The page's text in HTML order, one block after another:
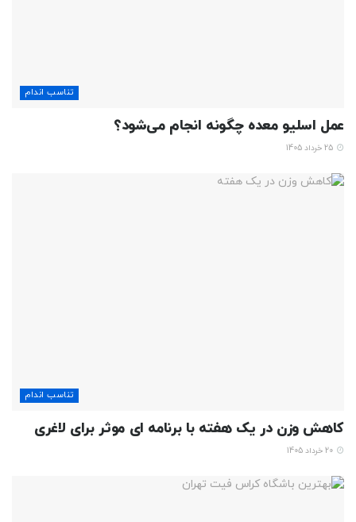
تناسب اندام
عمل اسلیو معده چگونه انجام می‌شود؟
تناسب اندام
کاهش وزن در یک هفته با برنامه ای موثر برای لاغری